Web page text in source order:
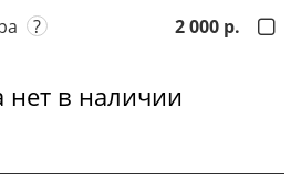
? 2 000 р.
нет в наличии